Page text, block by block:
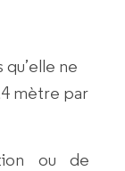
ne
mètre par
ou de